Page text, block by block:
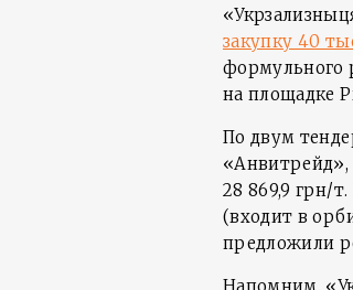
закупку 40
формульного
на площадке
По двум
«Анвитрейд»,
28 869,9 грн/
(входит в
предложили